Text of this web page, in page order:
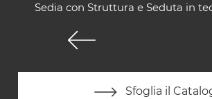
Sedia con Struttura e Seduta in
Sfoglia il